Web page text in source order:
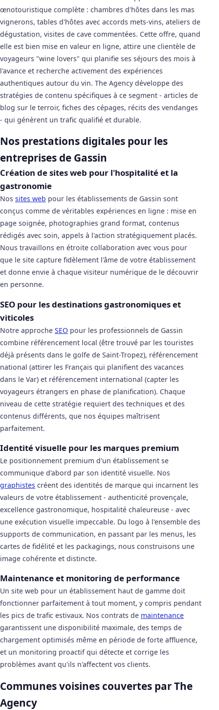
œnotouristique complète : chambres d'hôtes dans les mas
vignerons, tables d'hôtes avec accords mets-vins, ateliers de
dégustation, visites de cave commentées. Cette offre, quand
elle est bien mise en valeur en ligne, attire une clientèle de
voyageurs "wine lovers" qui planifie ses séjours des mois à
l'avance et recherche activement des expériences
authentiques autour du vin. The Agency développe des
stratégies de contenu spécifiques à ce segment - articles de
blog sur le terroir, fiches des cépages, récits des vendanges
- qui génèrent un trafic qualifié et durable.
Nos prestations digitales pour les
entreprises de Gassin
Création de sites web pour l'hospitalité et la
gastronomie
Nos sites web pour les établissements de Gassin sont
conçus comme de véritables expériences en ligne : mise en
page soignée, photographies grand format, contenus
rédigés avec soin, appels à l'action stratégiquement placés.
Nous travaillons en étroite collaboration avec vous pour
que le site capture fidèlement l'âme de votre établissement
et donne envie à chaque visiteur numérique de le découvrir
en personne.
SEO pour les destinations gastronomiques et
viticoles
Notre approche SEO pour les professionnels de Gassin
combine référencement local (être trouvé par les touristes
déjà présents dans le golfe de Saint-Tropez), référencement
national (attirer les Français qui planifient des vacances
dans le Var) et référencement international (capter les
voyageurs étrangers en phase de planification). Chaque
niveau de cette stratégie requiert des techniques et des
contenus différents, que nos équipes maîtrisent
parfaitement.
Identité visuelle pour les marques premium
Le positionnement premium d'un établissement se
communique d'abord par son identité visuelle. Nos
graphistes créent des identités de marque qui incarnent les
valeurs de votre établissement - authenticité provençale,
excellence gastronomique, hospitalité chaleureuse - avec
une exécution visuelle impeccable. Du logo à l'ensemble des
supports de communication, en passant par les menus, les
cartes de fidélité et les packagings, nous construisons une
image cohérente et distincte.
Maintenance et monitoring de performance
Un site web pour un établissement haut de gamme doit
fonctionner parfaitement à tout moment, y compris pendant
les pics de trafic estivaux. Nos contrats de maintenance
garantissent une disponibilité maximale, des temps de
chargement optimisés même en période de forte affluence,
et un monitoring proactif qui détecte et corrige les
problèmes avant qu'ils n'affectent vos clients.
Communes voisines couvertes par The
Agency